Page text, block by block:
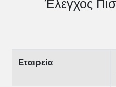
Έλεγχος
Εταιρεία